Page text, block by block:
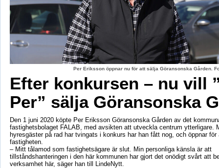
Per Eriksson öppnar nu för att sälja Göransonska Gården.
Efter konkursen – nu vill
Per” sälja Göransonska
Den 1 juni 2020 köpte Per Eriksson Göransonska Gården av det
fastighetsbolaget FALAB, med avsikten att utveckla centrum ytterligare.
hyresgäster på rad har tvingats i konkurs har han fått nog, och öppnar för
fastigheten.
– Mitt tålamod som fastighetsägare är slut. Min personliga känsla är att
tillståndshanteringen i den här kommunen har gjort det onödigt svårt att
verksamhet här, säger han till LindeNytt.